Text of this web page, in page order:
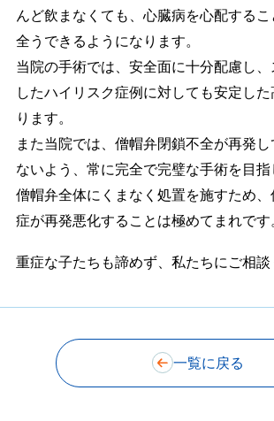
んど飲まなくても、心臓病を心配する
全うできるようになります。
当院の手術では、安全面に十分配慮し
したハイリスク症例に対しても安定し
ります。
また当院では、僧帽弁閉鎖不全が再発
ないよう、常に完全で完璧な手術を目指
僧帽弁全体にくまなく処置を施すため
症が再発悪化することは極めてまれです
重症な子たちも諦めず、私たちにご相談
一覧に戻る